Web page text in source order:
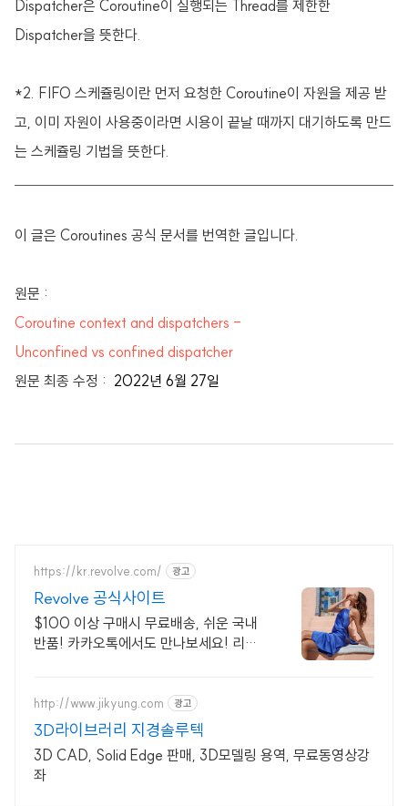
Dispatcher은 Coroutine이 실행되는 Thread를 제한한
Dispatcher을 뜻한다.
*2. FIFO 스케쥴링이란 먼저 요청한 Coroutine이 자원을 제공 받
고, 이미 자원이 사용중이라면 시용이 끝날 때까지 대기하도록 만드
는 스케쥴링 기법을 뜻한다.
이 글은 Coroutines 공식 문서를 번역한 글입니다.
원문 :
Coroutine context and dispatchers -
Unconfined vs confined dispatcher
원문 최종 수정 : 2022년 6월 27일
https://kr.revolve.com/ 광고
Revolve 공식사이트
$100 이상 구매시 무료배송, 쉬운 국내
반품! 카카오톡에서도 만나보세요! 리볼
http://www.jikyung.com 광고
3D라이브러리 지경솔루텍
3D CAD, Solid Edge 판매, 3D모델링 용역, 무료동영상강
좌